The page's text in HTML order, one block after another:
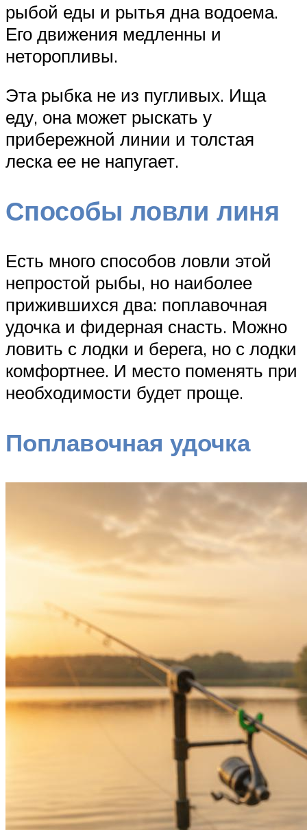
рыбой еды и рытья дна водоема.
Его движения медленны и
неторопливы.
Эта рыбка не из пугливых. Ища
еду, она может рыскать у
прибережной линии и толстая
леска ее не напугает.
Способы ловли линя
Есть много способов ловли этой
непростой рыбы, но наиболее
прижившихся два: поплавочная
удочка и фидерная снасть. Можно
ловить с лодки и берега, но с лодки
комфортнее. И место поменять при
необходимости будет проще.
Поплавочная удочка